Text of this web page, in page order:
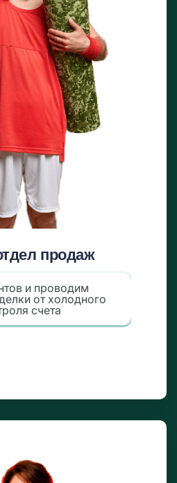
продаж
и проводим
от холодного
счета